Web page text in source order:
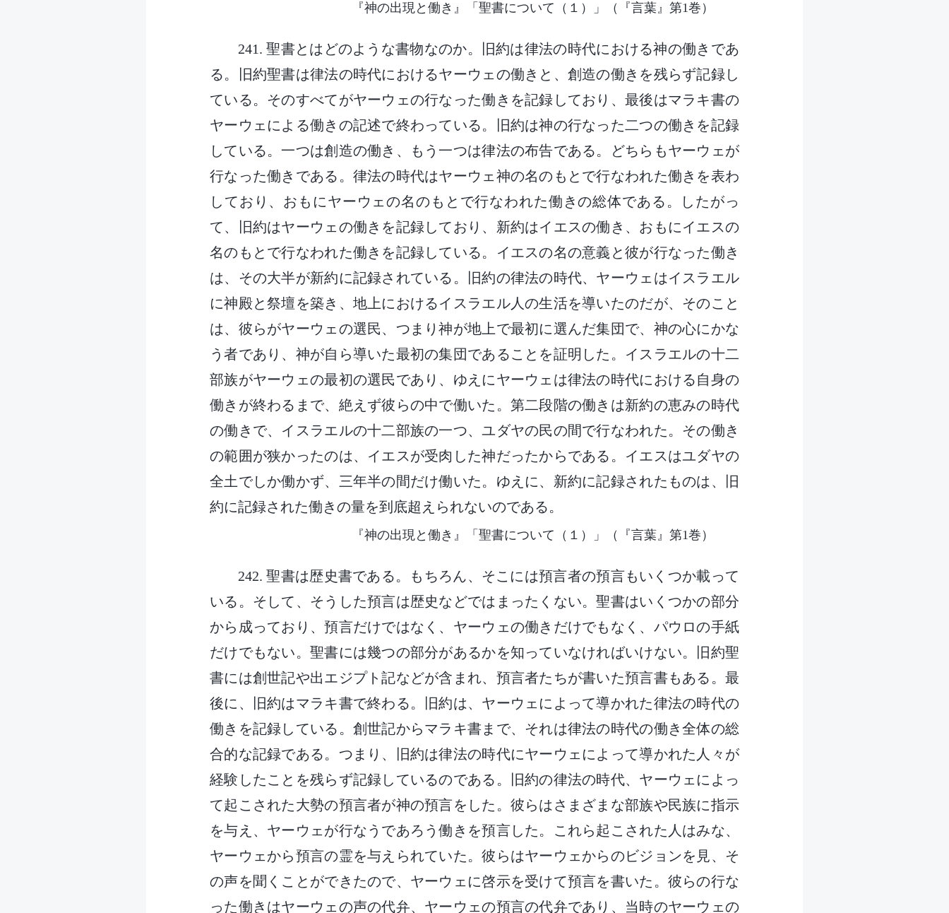
『神の出現と働き』「聖書について（１）」（『言葉』第1巻）
241. 聖書とはどのような書物なのか。旧約は律法の時代における神の働きであ
る。旧約聖書は律法の時代におけるヤーウェの働きと、創造の働きを残らず記録し
ている。そのすべてがヤーウェの行なった働きを記録しており、最後はマラキ書の
ヤーウェによる働きの記述で終わっている。旧約は神の行なった二つの働きを記録
している。一つは創造の働き、もう一つは律法の布告である。どちらもヤーウェが
行なった働きである。律法の時代はヤーウェ神の名のもとで行なわれた働きを表わ
しており、おもにヤーウェの名のもとで行なわれた働きの総体である。したがっ
て、旧約はヤーウェの働きを記録しており、新約はイエスの働き、おもにイエスの
名のもとで行なわれた働きを記録している。イエスの名の意義と彼が行なった働き
は、その大半が新約に記録されている。旧約の律法の時代、ヤーウェはイスラエル
に神殿と祭壇を築き、地上におけるイスラエル人の生活を導いたのだが、そのこと
は、彼らがヤーウェの選民、つまり神が地上で最初に選んだ集団で、神の心にかな
う者であり、神が自ら導いた最初の集団であることを証明した。イスラエルの十二
部族がヤーウェの最初の選民であり、ゆえにヤーウェは律法の時代における自身の
働きが終わるまで、絶えず彼らの中で働いた。第二段階の働きは新約の恵みの時代
の働きで、イスラエルの十二部族の一つ、ユダヤの民の間で行なわれた。その働き
の範囲が狭かったのは、イエスが受肉した神だったからである。イエスはユダヤの
全土でしか働かず、三年半の間だけ働いた。ゆえに、新約に記録されたものは、旧
約に記録された働きの量を到底超えられないのである。
『神の出現と働き』「聖書について（１）」（『言葉』第1巻）
242. 聖書は歴史書である。もちろん、そこには預言者の預言もいくつか載って
いる。そして、そうした預言は歴史などではまったくない。聖書はいくつかの部分
から成っており、預言だけではなく、ヤーウェの働きだけでもなく、パウロの手紙
だけでもない。聖書には幾つの部分があるかを知っていなければいけない。旧約聖
書には創世記や出エジプト記などが含まれ、預言者たちが書いた預言書もある。最
後に、旧約はマラキ書で終わる。旧約は、ヤーウェによって導かれた律法の時代の
働きを記録している。創世記からマラキ書まで、それは律法の時代の働き全体の総
合的な記録である。つまり、旧約は律法の時代にヤーウェによって導かれた人々が
経験したことを残らず記録しているのである。旧約の律法の時代、ヤーウェによっ
て起こされた大勢の預言者が神の預言をした。彼らはさまざまな部族や民族に指示
を与え、ヤーウェが行なうであろう働きを預言した。これら起こされた人はみな、
ヤーウェから預言の霊を与えられていた。彼らはヤーウェからのビジョンを見、そ
の声を聞くことができたので、ヤーウェに啓示を受けて預言を書いた。彼らの行な
った働きはヤーウェの声の代弁、ヤーウェの預言の代弁であり、当時のヤーウェの